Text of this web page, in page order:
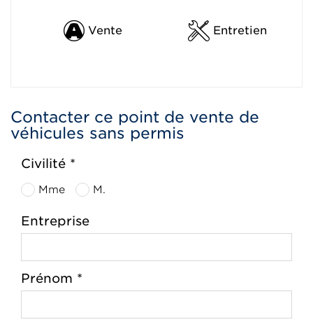
Vente Entretien
Contacter ce point de vente de
véhicules sans permis
Civilité *
Mme M.
Entreprise
Prénom *